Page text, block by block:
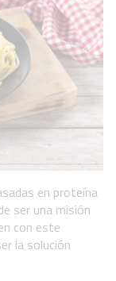
en proteína
ser una misión
con este
la solución